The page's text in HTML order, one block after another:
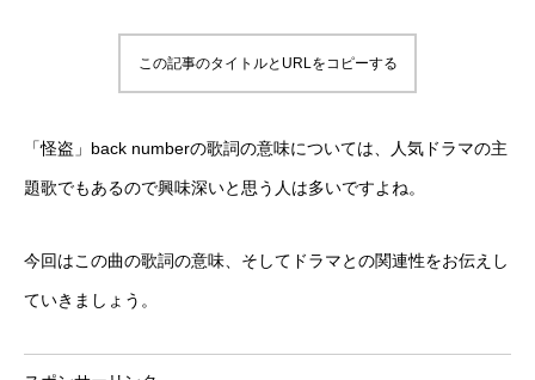
この記事のタイトルとURLをコピーする
「怪盗」back numberの歌詞の意味については、人気ドラマの主
題歌でもあるので興味深いと思う人は多いですよね。
今回はこの曲の歌詞の意味、そしてドラマとの関連性をお伝えし
ていきましょう。